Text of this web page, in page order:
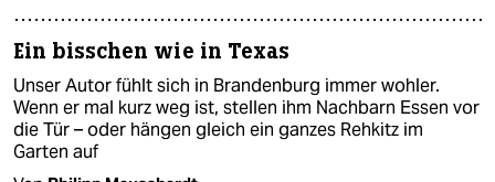
Ein bisschen wie in Texas
Unser Autor fühlt sich in Brandenburg immer wohler.
Wenn er mal kurz weg ist, stellen ihm Nachbarn Essen vor
die Tür – oder hängen gleich ein ganzes Rehkitz im
Garten auf